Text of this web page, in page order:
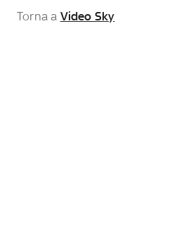
Torna a Video Sky